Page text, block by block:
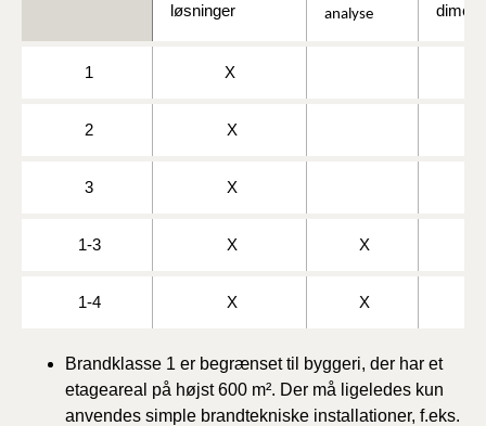
løsninger
analyse
1 X
2 X
3 X
1-3 X X
1-4 X X
Brandklasse 1 er begrænset til byggeri, der har et
etageareal på højst 600 m². Der må ligeledes kun
anvendes simple brandtekniske installationer, f.eks.